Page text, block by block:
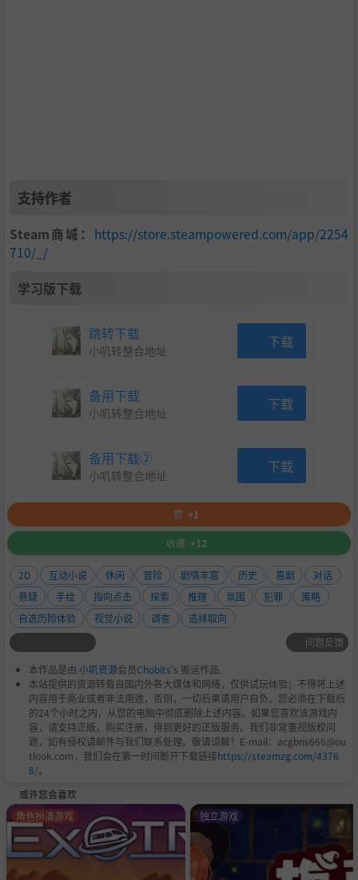
支持作者
Steam商城： https://store.steampowered.com/app/2254
710/_/
学习版下载
跳转下载
小叽转整合地址 下载
备用下载
小叽转整合地址 下载
备用下载②
小叽转整合地址 下载
赞 +1
收藏 +12
2D 互动小说 休闲 冒险 剧情丰富 历史 喜剧
对话
悬疑
手绘 指向点击 探索 推理 氛围 犯罪
策略
自选历险体验
视觉小说 调查
选择取向
问题反馈
本作品是由 小叽资源会员Chobits's 搬运作品.
本站提供的资源转载自国内外各大媒体和网络，仅供试玩体验；不得将上述
内容用于商业或者非法用途，否则，一切后果请用户自负。您必须在下载后
的24个小时之内，从您的电脑中彻底删除上述内容。如果您喜欢该游戏内
容，请支持正版，购买注册，得到更好的正版服务。我们非常重视版权问
题，如有侵权请邮件与我们联系处理。敬请谅解！E-mail：acgbns666@ou
tlook.com，我们会在第一时间断开下载链接https://steamzg.com/4376
8/。
或许您会喜欢
角色扮演游戏 独立游戏